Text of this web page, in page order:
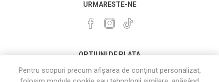
URMARESTE-NE
OPTIUNI DE PLATA
Pentru scopuri precum afișarea de conținut personalizat,